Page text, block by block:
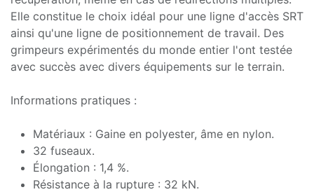
Elle constitue le choix idéal pour une ligne d'accès SRT
ainsi qu'une ligne de positionnement de travail. Des
grimpeurs expérimentés du monde entier l'ont testée
avec succès avec divers équipements sur le terrain.
Informations pratiques :
Matériaux : Gaine en polyester, âme en nylon.
32 fuseaux.
Élongation : 1,4 %.
Résistance à la rupture : 32 kN.